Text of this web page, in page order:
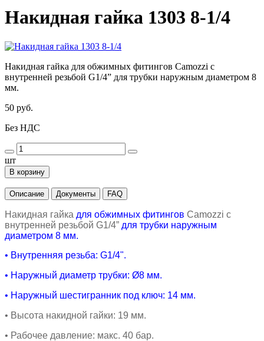
Накидная гайка 1303 8-1/4
Накидная гайка для обжимных фитингов Camozzi с
внутренней резьбой G1/4” для трубки наружным диаметром 8
мм.
50 руб.
Без НДС
шт
В корзину
Описание Документы FAQ
Накидная гайка для обжимных фитингов Camozzi с
внутренней резьбой G1/4” для трубки наружным
диаметром 8 мм.
• Внутренняя резьба: G1/4".
• Наружный диаметр трубки: Ø8 мм.
• Наружный шестигранник под ключ: 14 мм.
• Высота накидной гайки: 19 мм.
• Рабочее давление: макс. 40 бар.